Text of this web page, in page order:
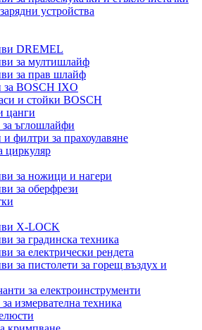
устройства
DREMEL
за мултишлайф
за прав шлайф
за BOSCH IXO
и стойки BOSCH
цанги
за ъглошлайфи
филтри за прахоулавяне
циркуляр
за ножици и нагери
за оберфрези
X-LOCK
за градинска техника
за електрически рендета
за пистолети за горещ въздух и
за електроинструменти
измервателна техника